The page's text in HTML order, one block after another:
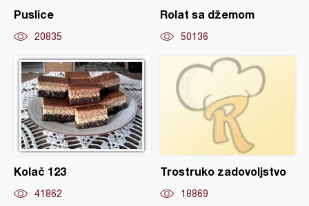
Puslice
20835
Rolat sa džemom
50136
Kolač 123
41862
Trostruko zadovoljstvo
18869